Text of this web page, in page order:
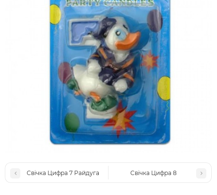
Свічка Цифра 7 Райдуга Свічка Цифра 8